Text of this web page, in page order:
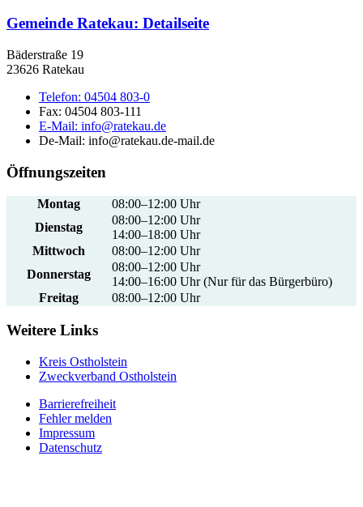
Gemeinde Ratekau: Detailseite
Bäderstraße 19
23626 Ratekau
Telefon: 04504 803-0
Fax: 04504 803-111
E-Mail: info@ratekau.de
De-Mail: info@ratekau.de-mail.de
Öffnungszeiten
Montag
08:00–12:00 Uhr
Dienstag
08:00–12:00 Uhr
14:00–18:00 Uhr
Mittwoch
08:00–12:00 Uhr
Donnerstag
08:00–12:00 Uhr
14:00–16:00 Uhr (Nur für das Bürgerbüro)
Freitag
08:00–12:00 Uhr
Weitere Links
Kreis Ostholstein
Zweckverband Ostholstein
Barrierefreiheit
Fehler melden
Impressum
Datenschutz